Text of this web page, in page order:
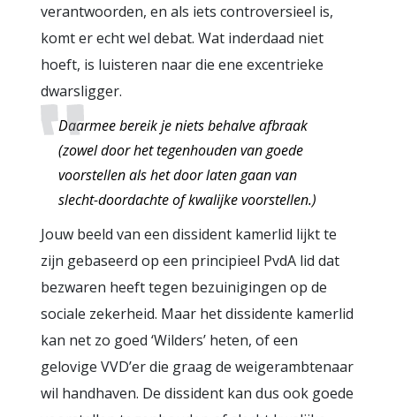
verantwoorden, en als iets controversieel is,
komt er echt wel debat. Wat inderdaad niet
hoeft, is luisteren naar die ene excentrieke
dwarsligger.
Daarmee bereik je niets behalve afbraak
(zowel door het tegenhouden van goede
voorstellen als het door laten gaan van
slecht-doordachte of kwalijke voorstellen.)
Jouw beeld van een dissident kamerlid lijkt te
zijn gebaseerd op een principieel PvdA lid dat
bezwaren heeft tegen bezuinigingen op de
sociale zekerheid. Maar het dissidente kamerlid
kan net zo goed ‘Wilders’ heten, of een
gelovige VVD’er die graag de weigerambtenaar
wil handhaven. De dissident kan dus ook goede